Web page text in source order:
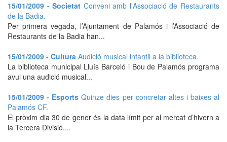
15/01/2009 - Societat Conveni amb l'Associació de Restaurants
de la Badia.
Per primera vegada, l’Ajuntament de Palamós i l’Associació de
Restaurants de la Badia han...
15/01/2009 - Cultura Audició musical infantil a la biblioteca.
La biblioteca municipal Lluís Barceló i Bou de Palamós programa
avui una audició musical...
15/01/2009 - EsportsQuinze dies per concretar altes i baixes al
Palamós CF.
El pròxim dia 30 de gener és la data límit per al mercat d’hivern a
la Tercera Divisió....